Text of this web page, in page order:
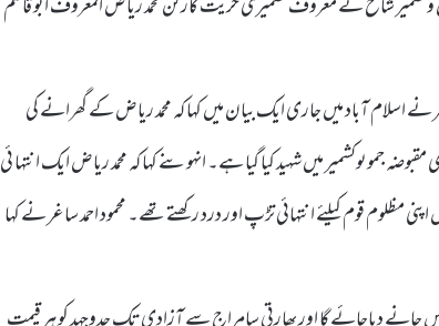
اسلام آباد میں جاری ایک بیان میں کہا کہ محمد ریاض کے گھرانے کی
جموںوکشمیر میں شہید کیا گیا ہے۔ انہوںنے کہا کہ محمد ریاض ایک انتہا ئی
قوم کیلئے انتہائی تڑپ اور درد رکھتے تھے۔ محمود احمد ساغر نے کہا